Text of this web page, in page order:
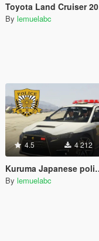
Toyota Land Cruiser 200 restyle |Japan Highway patrol car 道路パトロールカー[Replace | ELS]
By lemuelabc
4.5 4 212
Kuruma Japanese police patrol car 警視庁式樣 [ Replace | ELS ]
By lemuelabc